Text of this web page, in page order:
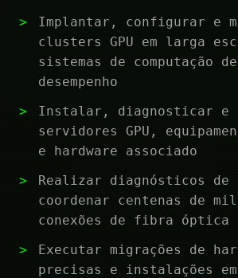
Implantar, configurar e
clusters GPU em larga
sistemas de computação
desempenho
Instalar, diagnosticar e
servidores GPU,
e hardware associado
Realizar diagnósticos de
coordenar centenas de
conexões de fibra óptica
Executar migrações de
precisas e instalações